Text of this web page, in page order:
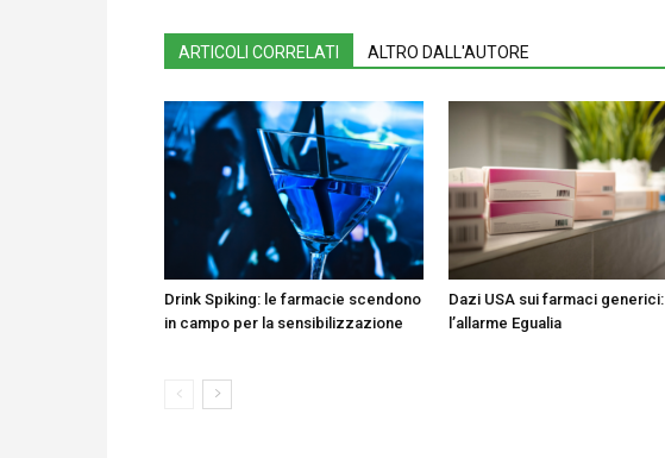
ARTICOLI CORRELATI ALTRO DALL'AUTORE
Drink Spiking: le farmacie scendono
in campo per la sensibilizzazione
Dazi USA sui farmaci generici:
l’allarme Egualia